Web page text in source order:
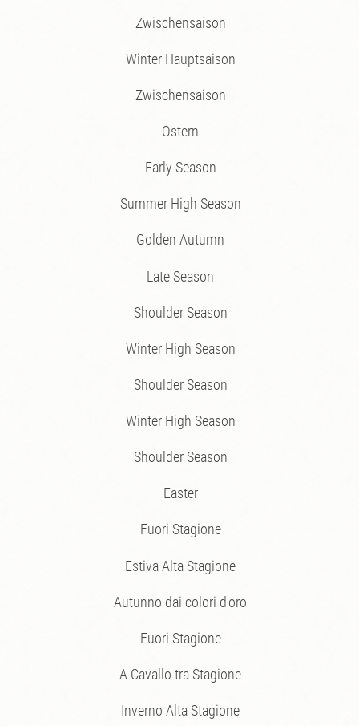
Zwischensaison
Winter Hauptsaison
Zwischensaison
Ostern
Early Season
Summer High Season
Golden Autumn
Late Season
Shoulder Season
Winter High Season
Shoulder Season
Winter High Season
Shoulder Season
Easter
Fuori Stagione
Estiva Alta Stagione
Autunno dai colori d'oro
Fuori Stagione
A Cavallo tra Stagione
Inverno Alta Stagione